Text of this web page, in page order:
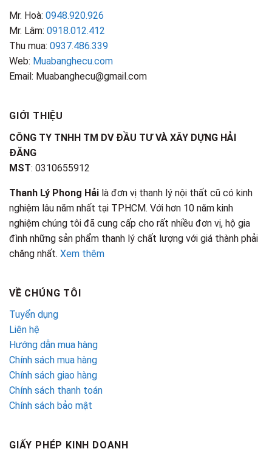
Mr. Hoà: 0948.920.926
Mr. Lâm: 0918.012.412
Thu mua: 0937.486.339
Web: Muabanghecu.com
Email: Muabanghecu@gmail.com
GIỚI THIỆU
CÔNG TY TNHH TM DV ĐẦU TƯ VÀ XÂY DỰNG HẢI
ĐĂNG
MST: 0310655912
Thanh Lý Phong Hải là đơn vị thanh lý nội thất cũ có kinh
nghiệm lâu năm nhất tại TPHCM. Với hơn 10 năm kinh
nghiệm chúng tôi đã cung cấp cho rất nhiều đơn vị, hộ gia
đình những sản phẩm thanh lý chất lượng với giá thành phải
chăng nhất. Xem thêm
VỀ CHÚNG TÔI
Tuyển dụng
Liên hệ
Hướng dẫn mua hàng
Chính sách mua hàng
Chính sách giao hàng
Chính sách thanh toán
Chính sách bảo mật
GIẤY PHÉP KINH DOANH